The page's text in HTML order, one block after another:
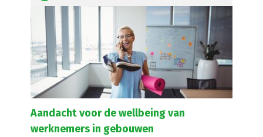
Aandacht voor de wellbeing van
werknemers in gebouwen